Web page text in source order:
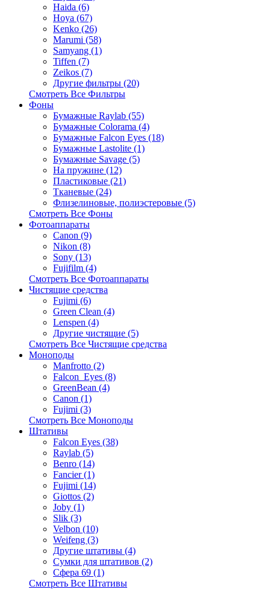
Haida (6)
Hoya (67)
Kenko (26)
Marumi (58)
Samyang (1)
Tiffen (7)
Zeikos (7)
Другие фильтры (20)
Смотреть Все Фильтры
Фоны
Бумажные Raylab (55)
Бумажные Colorama (4)
Бумажные Falcon Eyes (18)
Бумажные Lastolite (1)
Бумажные Savage (5)
На пружине (12)
Пластиковые (21)
Тканевые (24)
Флизелиновые, полиэстеровые (5)
Смотреть Все Фоны
Фотоаппараты
Canon (9)
Nikon (8)
Sony (13)
Fujifilm (4)
Смотреть Все Фотоаппараты
Чистящие средства
Fujimi (6)
Green Clean (4)
Lenspen (4)
Другие чистящие (5)
Смотреть Все Чистящие средства
Моноподы
Manfrotto (2)
Falcon_Eyes (8)
GreenBean (4)
Canon (1)
Fujimi (3)
Смотреть Все Моноподы
Штативы
Falcon Eyes (38)
Raylab (5)
Benro (14)
Fancier (1)
Fujimi (14)
Giottos (2)
Joby (1)
Slik (3)
Velbon (10)
Weifeng (3)
Другие штативы (4)
Сумки для штативов (2)
Сфера 69 (1)
Смотреть Все Штативы